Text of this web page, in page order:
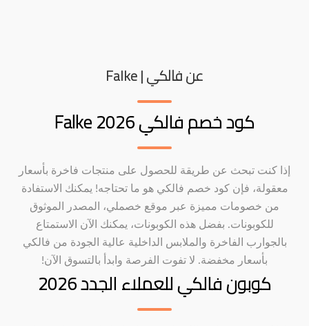
عن فالكي | Falke
كود خصم فالكي Falke 2026
إذا كنت تبحث عن طريقة للحصول على منتجات فاخرة بأسعار
معقولة، فإن كود خصم فالكي هو ما تحتاجه! يمكنك الاستفادة
من خصومات مميزة عبر موقع خصملي، المصدر الموثوق
للكوبونات. بفضل هذه الكوبونات، يمكنك الآن الاستمتاع
بالجوارب الفاخرة والملابس الداخلية عالية الجودة من فالكي
بأسعار مخفضة. لا تفوت الفرصة وابدأ بالتسوق الآن!
كوبون فالكي للعملاء الجدد 2026